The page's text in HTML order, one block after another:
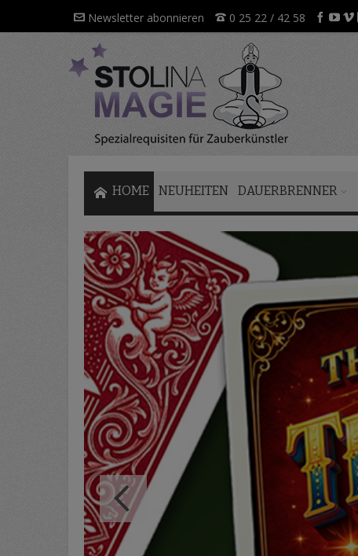
Direkt
Inhalt
Newsletter abonnieren 0 25 22 / 42 58
HOME NEUHEITEN DAUERBRENNER